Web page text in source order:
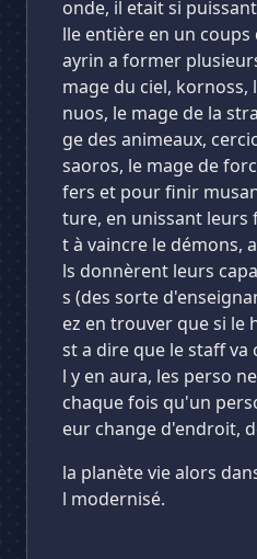
onde, il etait si
lle entière en un coups
ayrin a former
mage du ciel, kornoss,
nuos, le mage de la
ge des animeaux,
saoros, le mage de
fers et pour finir
ture, en unissant leurs
t à vaincre le démons,
ls donnèrent leurs
s (des sorte
ez en trouver que si le
st a dire que le staff va
l y en aura, les perso
chaque fois qu'un
eur change d'endroit,
la planète vie alors
l modernisé.